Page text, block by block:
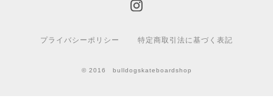
プライバシーポリシー 特定商取引法に基づく表記
© 2016 bulldogskateboardshop